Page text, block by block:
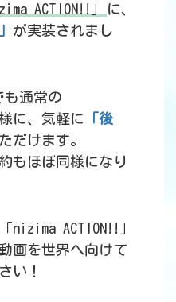
ACTION!!」
に、
が実装されまし
も通常の
に、気軽に
「後
だけます。
もほぼ同様になり
nizima ACTION!!」
画を世界へ向けて
い！